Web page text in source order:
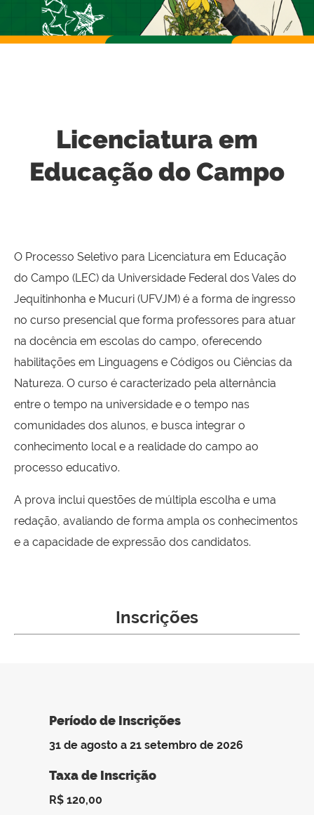
Licenciatura em
Educação do Campo
O Processo Seletivo para Licenciatura em Educação
do Campo (LEC) da Universidade Federal dos Vales do
Jequitinhonha e Mucuri (UFVJM) é a forma de ingresso
no curso presencial que forma professores para atuar
na docência em escolas do campo, oferecendo
habilitações em Linguagens e Códigos ou Ciências da
Natureza. O curso é caracterizado pela alternância
entre o tempo na universidade e o tempo nas
comunidades dos alunos, e busca integrar o
conhecimento local e a realidade do campo ao
processo educativo.
A prova inclui questões de múltipla escolha e uma
redação, avaliando de forma ampla os conhecimentos
e a capacidade de expressão dos candidatos.
Inscrições
Período de Inscrições
31 de agosto a 21 setembro de 2026
Taxa de Inscrição
R$ 120,00